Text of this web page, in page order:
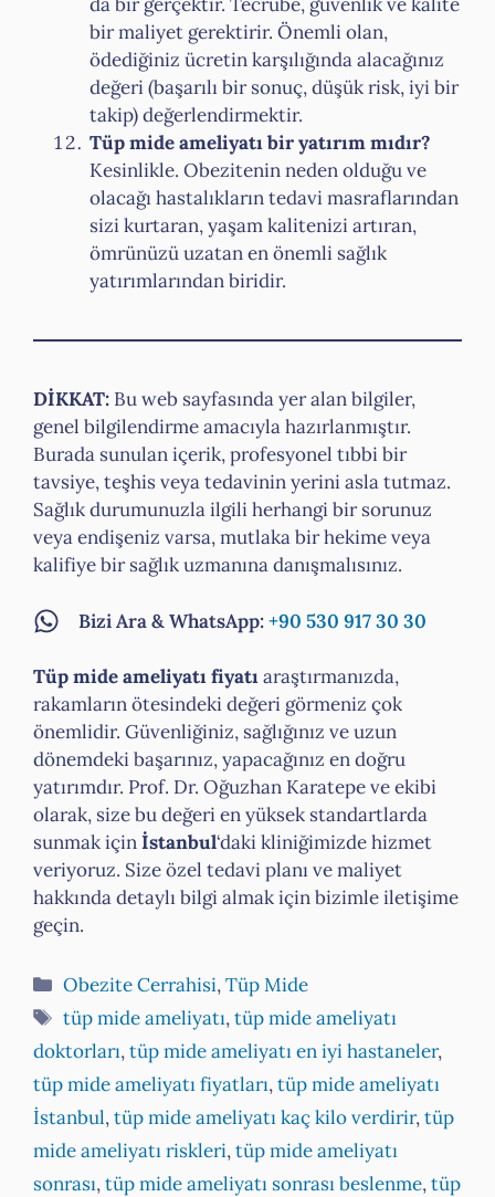
bir maliyet gerektirir. Önemli olan,
ödediğiniz ücretin karşılığında alacağınız
değeri (başarılı bir sonuç, düşük risk, iyi bir
takip) değerlendirmektir.
Tüp mide ameliyatı bir yatırım mıdır?
Kesinlikle. Obezitenin neden olduğu ve
olacağı hastalıkların tedavi masraflarından
sizi kurtaran, yaşam kalitenizi artıran,
ömrünüzü uzatan en önemli sağlık
yatırımlarından biridir.
DİKKAT: Bu web sayfasında yer alan bilgiler,
genel bilgilendirme amacıyla hazırlanmıştır.
Burada sunulan içerik, profesyonel tıbbi bir
tavsiye, teşhis veya tedavinin yerini asla tutmaz.
Sağlık durumunuzla ilgili herhangi bir sorunuz
veya endişeniz varsa, mutlaka bir hekime veya
kalifiye bir sağlık uzmanına danışmalısınız.
Bizi Ara & WhatsApp:+90 530 917 30 30
Tüp mide ameliyatı fiyatıaraştırmanızda,
rakamların ötesindeki değeri görmeniz çok
önemlidir. Güvenliğiniz, sağlığınız ve uzun
dönemdeki başarınız, yapacağınız en doğru
yatırımdır. Prof. Dr. Oğuzhan Karatepe ve ekibi
olarak, size bu değeri en yüksek standartlarda
sunmak içinİstanbul‘daki kliniğimizde hizmet
veriyoruz. Size özel tedavi planı ve maliyet
hakkında detaylı bilgi almak için bizimle iletişime
geçin.
Kategoriler
Obezite Cerrahisi,Tüp Mide
Etiketler
tüp mide ameliyatı,tüp mide ameliyatı
doktorları,tüp mide ameliyatı en iyi hastaneler,
tüp mide ameliyatı fiyatları,tüp mide ameliyatı
İstanbul,tüp mide ameliyatı kaç kilo verdirir,tüp
mide ameliyatı riskleri,tüp mide ameliyatı
sonrası,tüp mide ameliyatı sonrası beslenme,tüp